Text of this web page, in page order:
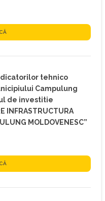
tehnico
Campulung
de investitie
INFRASTRUCTURA
MOLDOVENESC”